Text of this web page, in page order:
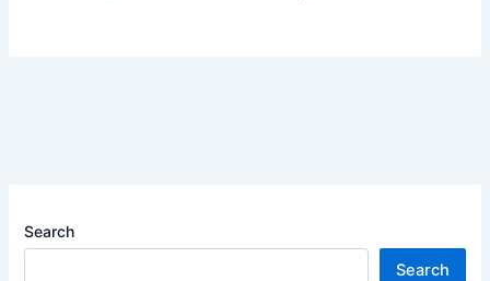
Search
Search